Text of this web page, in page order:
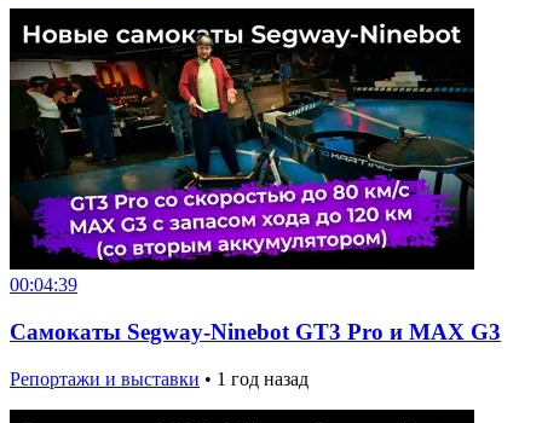
00:04:39
Самокаты Segway-Ninebot GT3 Pro и MAX G3
Репортажи и выставки • 1 год назад